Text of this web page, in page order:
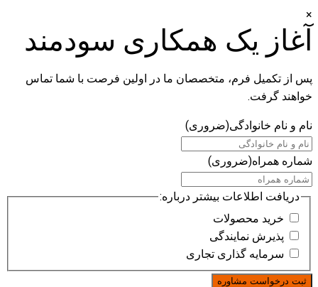
×
آغاز یک همکاری سودمند
پس از تکمیل فرم، متخصصان ما در اولین فرصت با شما تماس
خواهند گرفت.
نام و نام خانوادگی(ضروری)
شماره همراه(ضروری)
دریافت اطلاعات بیشتر درباره:
خرید محصولات
پذیرش نمایندگی
سرمایه گذاری تجاری